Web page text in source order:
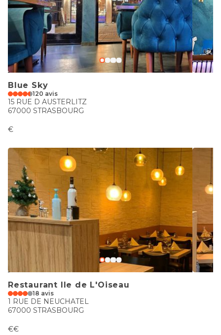
Blue Sky
120 avis
15 RUE D AUSTERLITZ
67000 STRASBOURG
€
Restaurant Ile de L'Oiseau
18 avis
1 RUE DE NEUCHATEL
67000 STRASBOURG
€€